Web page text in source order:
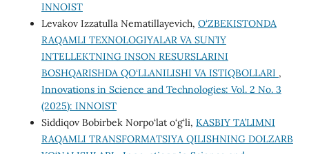
INNOIST
Levakov Izzatulla Nematillayevich, O‘ZBEKISTONDA
RAQAMLI TEXNOLOGIYALAR VA SUN’IY
INTELLEKTNING INSON RESURSLARINI
BOSHQARISHDA QO‘LLANILISHI VA ISTIQBOLLARI ,
Innovations in Science and Technologies: Vol. 2 No. 3
(2025): INNOIST
Siddiqov Bobirbek Norpo‘lat o‘g‘li, KASBIY TA’LIMNI
RAQAMLI TRANSFORMATSIYA QILISHNING DOLZARB